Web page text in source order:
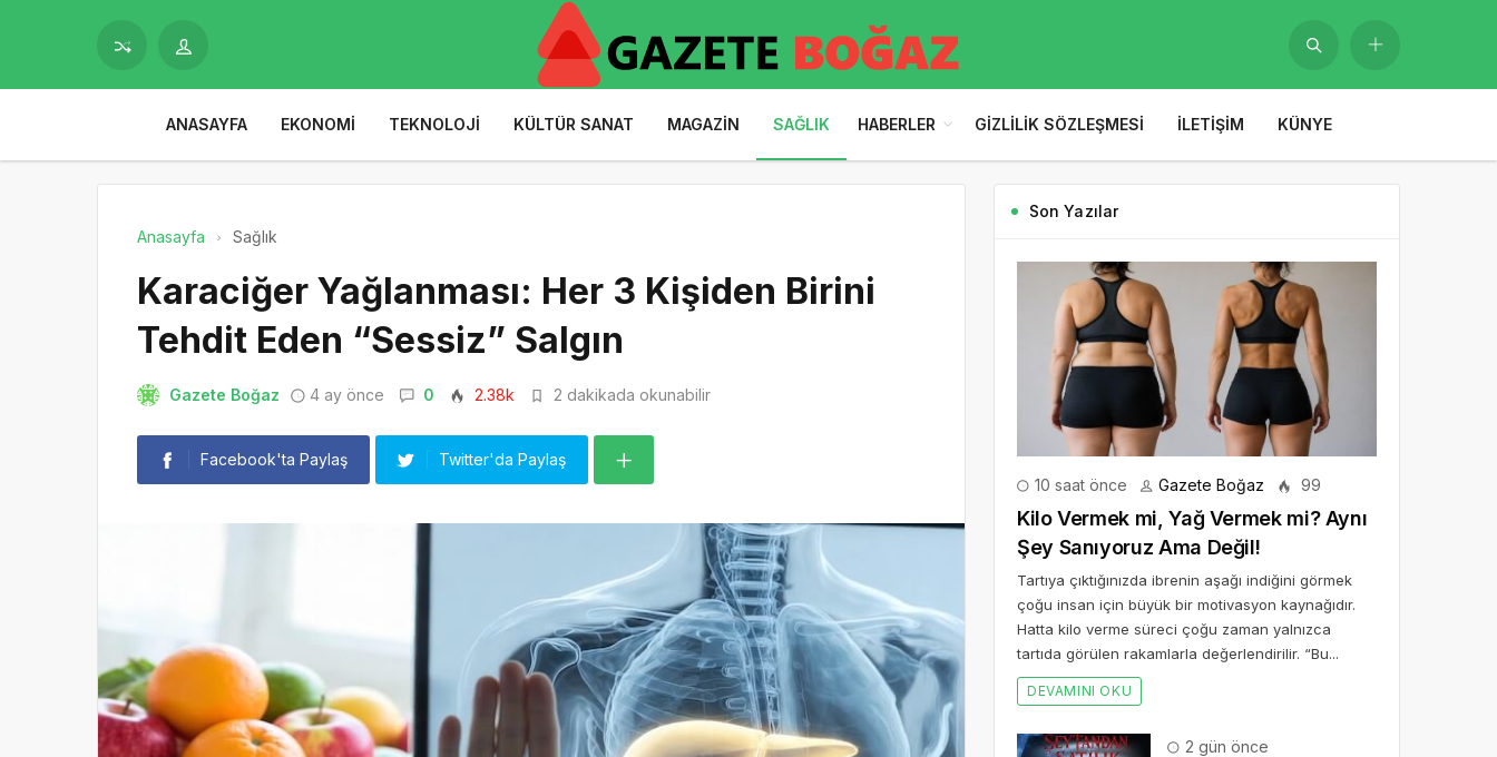
ANASAYFA EKONOMI TEKNOLOJI KÜLTÜR SANAT MAGAZIN SAĞLIK HABERLER GIZLILIK SÖZLEŞMESI İLETIŞIM KÜNYE
Anasayfa Sağlık
Karaciğer Yağlanması: Her 3 Kişiden Birini
Tehdit Eden “Sessiz” Salgın
Gazete Boğaz 4 ay önce 0 2.38k 2 dakikada okunabilir
Facebook'ta Paylaş Twitter'da Paylaş
Son Yazılar
10 saat önce Gazete Boğaz 99
Kilo Vermek mi, Yağ Vermek mi? Aynı
Şey Sanıyoruz Ama Değil!
Tartıya çıktığınızda ibrenin aşağı indiğini görmek
çoğu insan için büyük bir motivasyon kaynağıdır.
Hatta kilo verme süreci çoğu zaman yalnızca
tartıda görülen rakamlarla değerlendirilir. “Bu...
DEVAMINI OKU
2 gün önce